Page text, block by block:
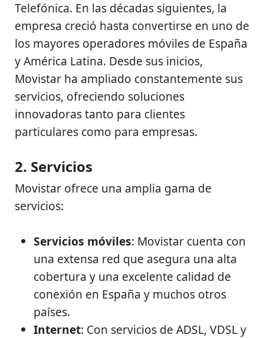
Telefónica. En las décadas siguientes, la
empresa creció hasta convertirse en uno de
los mayores operadores móviles de España
y América Latina. Desde sus inicios,
Movistar ha ampliado constantemente sus
servicios, ofreciendo soluciones
innovadoras tanto para clientes
particulares como para empresas.
2. Servicios
Movistar ofrece una amplia gama de
servicios:
Servicios móviles: Movistar cuenta con
una extensa red que asegura una alta
cobertura y una excelente calidad de
conexión en España y muchos otros
países.
Internet: Con servicios de ADSL, VDSL y